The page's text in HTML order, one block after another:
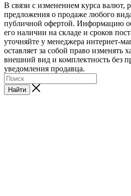
В связи с изменением курса валют,
предложения о продаже любого
публичной офертой. Информацию
его наличии на складе и сроков
уточняйте у менеджера интернет-
оставляет за собой право изменять
внешний вид и комплектность без
уведомления продавца.
Найти